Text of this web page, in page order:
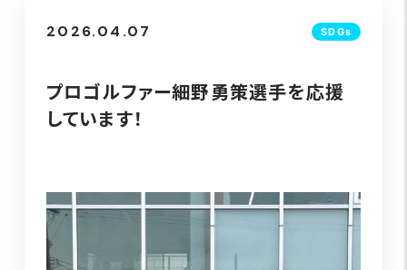
2026.04.07 SDGs
プロゴルファー細野勇策選手を応援
しています！